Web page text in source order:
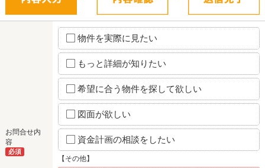
お問合せ内
容
必須
物件を実際に見たい
もっと詳細が知りたい
希望に合う物件を探して欲しい
図面が欲しい
資金計画の相談をしたい
【その他】